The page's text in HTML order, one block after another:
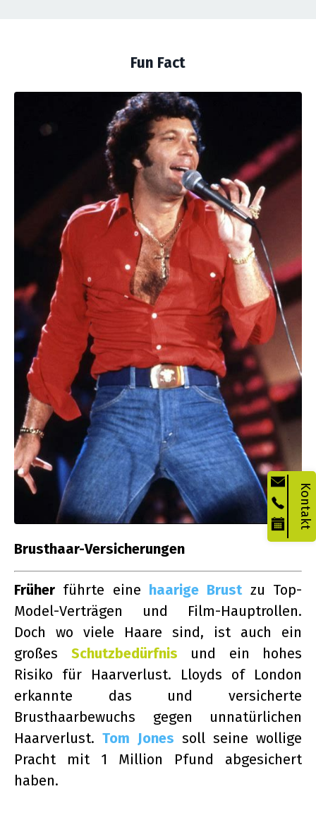
Kontakt
Fun Fact
Brusthaar-Versicherungen
Früher führte eine haarige Brustzu Top-
Model-Verträgen und Film-Hauptrollen.
Doch wo viele Haare sind, ist auch ein
großes Schutzbedürfnis und ein hohes
Risiko für Haarverlust. Lloyds of London
erkannte das und versicherte
Brusthaarbewuchs gegen unnatürlichen
Haarverlust. Tom Jones soll seine wollige
Pracht mit 1 Million Pfund abgesichert
haben.